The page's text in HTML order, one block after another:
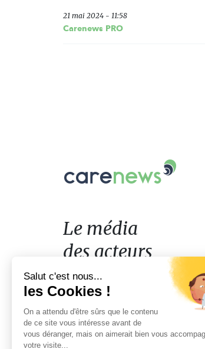
21 mai 2024 - 11:58
Carenews PRO
Le
acteurs
de
l'engagement
Le média
des acteurs
de l'engagement
Salut c'est nous...
les Cookies !
On a attendu d'être sûrs que le contenu
de ce site vous intéresse avant de
vous déranger, mais on aimerait bien vous
votre visite...